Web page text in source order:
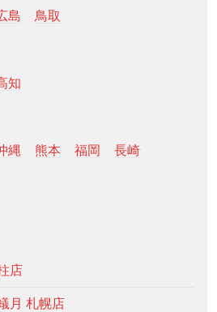
島 鳥取
知
縄 熊本 福岡
長崎
店
月 札幌店